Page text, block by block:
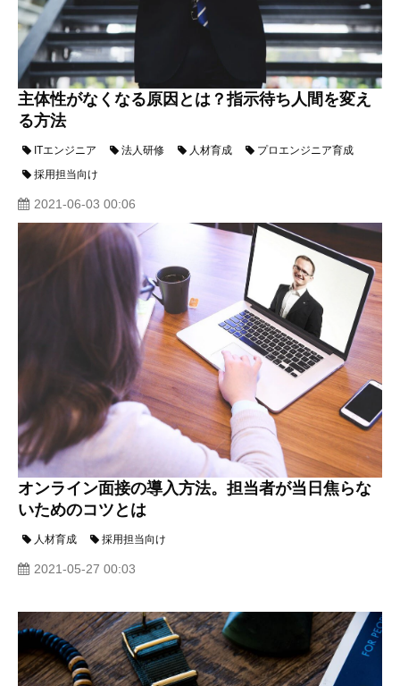
主体性がなくなる原因とは？指示待ち人間を変え
る方法
ITエンジニア 法人研修 人材育成
プロエンジニア育成
採用担当向け
2021-06-03 00:06
オンライン面接の導入方法。担当者が当日焦らな
いためのコツとは
人材育成 採用担当向け
2021-05-27 00:03